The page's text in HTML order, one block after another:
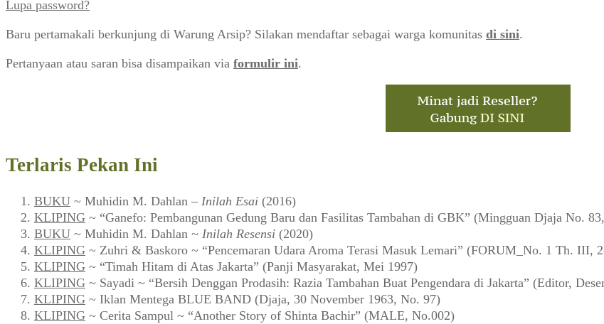
Lupa password?
Baru pertamakali berkunjung di Warung Arsip? Silakan mendaftar sebagai warga komunitas di sini.
Pertanyaan atau saran bisa disampaikan via formulir ini.
Terlaris Pekan Ini
BUKU ~ Muhidin M. Dahlan – Inilah Esai (2016)
KLIPING ~ “Ganefo: Pembangunan Gedung Baru dan Fasilitas Tambahan di GBK” (Mingguan Djaja No.
BUKU ~ Muhidin M. Dahlan ~ Inilah Resensi (2020)
KLIPING ~ Zuhri & Baskoro ~ “Pencemaran Udara Aroma Terasi Masuk Lemari” (FORUM_No. 1 Th. III,
KLIPING ~ “Timah Hitam di Atas Jakarta” (Panji Masyarakat, Mei 1997)
KLIPING ~ Sayadi ~ “Bersih Denggan Prodasih: Razia Tambahan Buat Pengendara di Jakarta” (Editor,
KLIPING ~ Iklan Mentega BLUE BAND (Djaja, 30 November 1963, No. 97)
KLIPING ~ Cerita Sampul ~ “Another Story of Shinta Bachir” (MALE, No.002)